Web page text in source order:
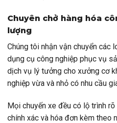
Chuyên chở hàng hóa
lượng
Chúng tôi nhận vận chuyển các
dụng cụ công nghiệp phục vụ
dịch vụ lý tưởng cho xưởng cơ
nghiệp vừa và nhỏ có nhu cầu
Mọi chuyến xe đều có lộ trình
chính xác và hóa đơn kèm theo